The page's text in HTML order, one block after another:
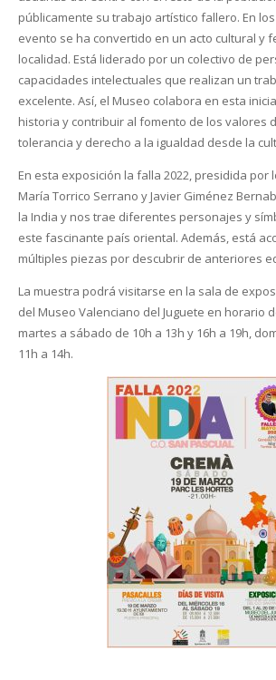
públicamente su trabajo artístico fallero. En
evento se ha convertido en un acto cultural y
localidad. Está liderado por un colectivo de
capacidades intelectuales que realizan un
excelente. Así, el Museo colabora en esta
historia y contribuir al fomento de los valores
tolerancia y derecho a la igualdad desde la
En esta exposición la falla 2022, presidida por
María Torrico Serrano y Javier Giménez
la India y nos trae diferentes personajes y
este fascinante país oriental. Además, está
múltiples piezas por descubrir de anteriores
La muestra podrá visitarse en la sala de
del Museo Valenciano del Juguete en horario
martes a sábado de 10h a 13h y 16h a 19h,
11h a 14h.